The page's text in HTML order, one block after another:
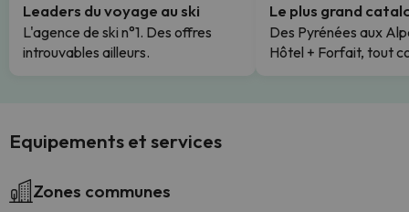
Leaders du voyage au ski
L'agence de ski n°1. Des offres
introuvables ailleurs.
Le plus grand
Des Pyrénées aux
Hôtel + Forfait, tout
Equipements et services
Zones communes